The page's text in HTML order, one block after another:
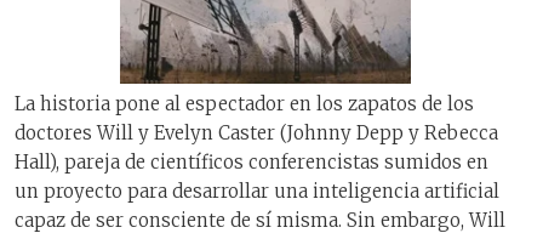
La historia pone al espectador en los zapatos de los
doctores Will y Evelyn Caster (Johnny Depp y Rebecca
Hall), pareja de científicos conferencistas sumidos en
un proyecto para desarrollar una inteligencia artificial
capaz de ser consciente de sí misma. Sin embargo, Will